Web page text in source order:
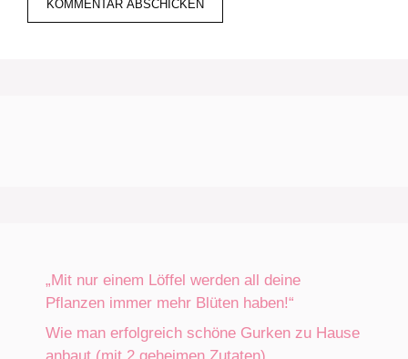
„Mit nur einem Löffel werden all deine
Pflanzen immer mehr Blüten haben!“
Wie man erfolgreich schöne Gurken zu Hause